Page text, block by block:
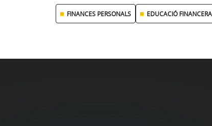
FINANCES PERSONALS EDUCACIÓ FINANCERA